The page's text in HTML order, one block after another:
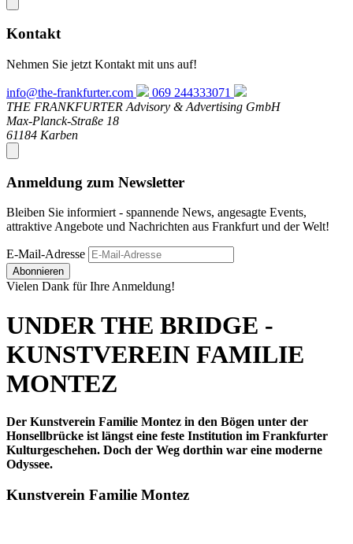
Kontakt
Nehmen Sie jetzt Kontakt mit uns auf!
info@the-frankfurter.com
069 244333071
THE FRANKFURTER Advisory & Advertising GmbH
Max-Planck-Straße 18
61184 Karben
Anmeldung zum Newsletter
Bleiben Sie informiert - spannende News, angesagte Events,
attraktive Angebote und Nachrichten aus Frankfurt und der Welt!
E-Mail-Adresse
Abonnieren
Vielen Dank für Ihre Anmeldung!
UNDER THE BRIDGE -
KUNSTVEREIN FAMILIE
MONTEZ
Der Kunstverein Familie Montez in den Bögen unter der
Honsellbrücke ist längst eine feste Institution im Frankfurter
Kulturgeschehen. Doch der Weg dorthin war eine moderne
Odyssee.
Kunstverein Familie Montez